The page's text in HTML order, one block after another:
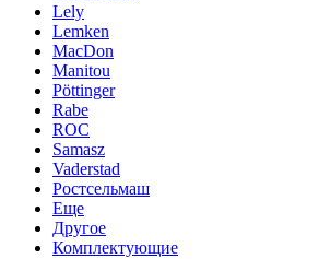
Lely
Lemken
MacDon
Manitou
Pöttinger
Rabe
ROC
Samasz
Vaderstad
Ростсельмаш
Еще
Другое
Комплектующие